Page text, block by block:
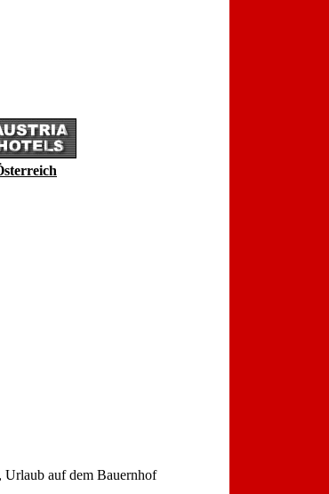
Urlaub auf dem Bauernhof